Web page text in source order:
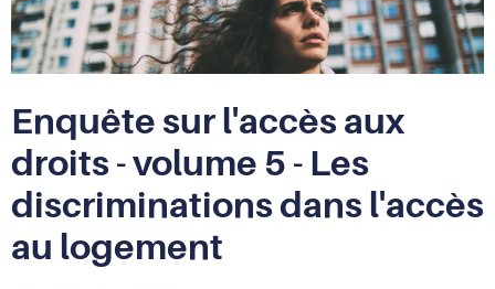
Enquête sur l'accès aux
droits - volume 5 - Les
discriminations dans l'accès
au logement